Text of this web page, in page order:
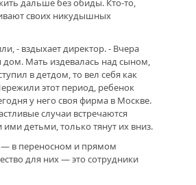
дальше без обиды. Кто-то,
своих никудышных
- вздыхает директор. - Вчера
дом. Мать издевалась над сыном,
в детдом, то вел себя как
этот период, ребенок
у него своя фирма в Москве.
случаи встречаются
детьми, только тянут их вниз.
— в переносном и прямом
для них — это сотрудники